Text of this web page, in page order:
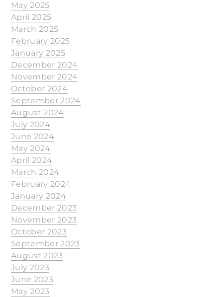
May 2025
April 2025
March 2025
February 2025
January 2025
December 2024
November 2024
October 2024
September 2024
August 2024
July 2024
June 2024
May 2024
April 2024
March 2024
February 2024
January 2024
December 2023
November 2023
October 2023
September 2023
August 2023
July 2023
June 2023
May 2023